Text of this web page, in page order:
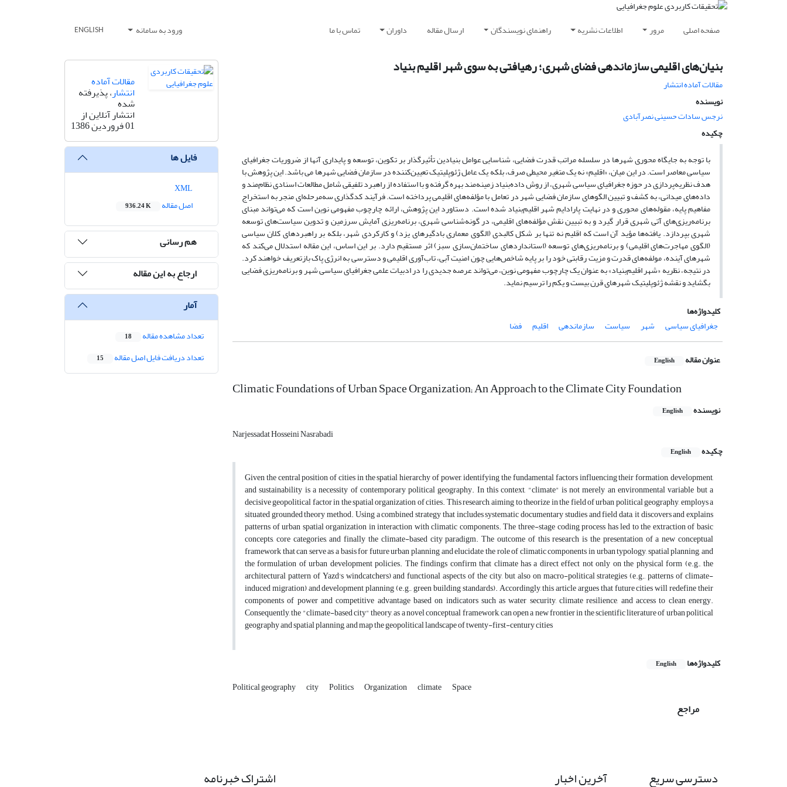
صفحه اصلی مرور اطلاعات نشریه راهنمای نویسندگان ارسال مقاله داوران تماس با ما ورود به سامانه ENGLISH
بنیان‌های اقلیمی سازماندهی فضای شهری؛ رهیافتی به سوی شهر اقلیم‌ بنیاد
مقالات آماده انتشار
نویسنده
نرجس سادات حسینی نصرآبادی
چکیده
با توجه به جایگاه محوریشهرهادر سلسله مراتب قدرت فضایی، شناسایی عوامل بنیادین تأثیرگذار بر تکوین، توسعه و پایداری آنها از ضروریات جغرافیای
سیاسی معاصر است. در این میان، «اقلیم» نه یک متغیر محیطی صرف، بلکه یک عامل ژئوپلیتیک تعیین‌کننده در سازمان فضایی شهرها می باشد. این پژوهش با
هدف نظریه‌پردازی در حوزه جغرافیای سیاسی شهری، از روش داده‌بنیاد زمینه‌مند بهره گرفته و با استفاده از راهبرد تلفیقی شامل مطالعات اسنادی نظام‌مند و
داده‌های میدانی، به کشف و تبیین الگوهای سازمان فضایی شهر در تعامل با مؤلفه‌های اقلیمی پرداخته است. فرآیند کدگذاری سه‌مرحله‌ای منجر به استخراج
مفاهیم پایه، مقوله‌های محوری و در نهایت پارادایم شهر اقلیم‌بنیاد شده است. دستاورد این پژوهش، ارائه چارچوب مفهومی نوین است که می‌تواند مبنای
برنامه‌ریزی‌های آتی شهری قرار گیرد و به تبیین نقش مؤلفه‌های اقلیمی، در گونه‌شناسی شهری، برنامه‌ریزی آمایش سرزمین و تدوین سیاست‌های توسعه
شهری بپردازد. یافته‌ها مؤید آن است که اقلیم نه تنها بر شکل کالبدی (الگوی معماری بادگیرهای یزد) و کارکردی شهر، بلکه بر راهبردهای کلان سیاسی
(الگوی مهاجرت‌های اقلیمی) و برنامه‌ریزی‌های توسعه (استانداردهای ساختمان‌سازی سبز) اثر مستقیم دارد. بر این اساس، این مقاله استدلال می‌کند که
شهرهای آینده، مولفه‌های قدرت و مزیت رقابتی خود را بر پایه شاخص‌هایی چون امنیت آبی، تاب‌آوری اقلیمی و دسترسی به انرژی پاک بازتعریف خواهند کرد.
در نتیجه، نظریه «شهر اقلیم‌بنیاد» به عنوان یک چارچوب مفهومی نوین، می‌تواند عرصه جدیدی را در ادبیات علمی جغرافیای سیاسی شهر و برنامه‌ریزی فضایی
بگشاید و نقشه ژئوپلیتیک شهرهای قرن بیست و یکم را ترسیم نماید.
کلیدواژه‌ها
جغرافیای سیاسی
شهر سیاست سازماندهی اقلیم فضا
عنوان مقاله English
Climatic Foundations of Urban Space Organization; An Approach to the Climate City Foundation
نویسنده English
Narjessadat Hosseini Nasrabadi
چکیده
English
Given the central position of cities in the spatial hierarchy of power, identifying the fundamental factors influencing their formation, development,
and sustainability is a necessity of contemporary political geography. In this context, "climate" is not merely an environmental variable but a
decisive geopolitical factor in the spatial organization of cities. This research, aiming to theorize in the field of urban political geography, employs a
situated grounded theory method. Using a combined strategy that includes systematic documentary studies and field data, it discovers and explains
patterns of urban spatial organization in interaction with climatic components. The three-stage coding process has led to the extraction of basic
concepts, core categories, and finally the climate-based city paradigm. The outcome of this research is the presentation of a new conceptual
framework that can serve as a basis for future urban planning and elucidate the role of climatic components in urban typology, spatial planning, and
the formulation of urban development policies. The findings confirm that climate has a direct effect not only on the physical form (e.g., the
architectural pattern of Yazd's windcatchers) and functional aspects of the city, but also on macro-political strategies (e.g., patterns of climate-
induced migration) and development planning (e.g., green building standards). Accordingly, this article argues that future cities will redefine their
components of power and competitive advantage based on indicators such as water security, climate resilience, and access to clean energy.
Consequently, the "climate-based city" theory, as a novel conceptual framework, can open a new frontier in the scientific literature of urban political
geography and spatial planning, and map the geopolitical landscape of twenty-first-century cities
کلیدواژه‌ها English
Political geography city Politics Organization climate Space
مراجع
مقالات آماده
انتشار، پذیرفته
شده
انتشار آنلاین از
01 فروردین 1386
فایل ها
اصل مقاله
936.24 K
هم رسانی
ارجاع به این مقاله
آمار
تعداد مشاهده مقاله 18
تعداد دریافت فایل اصل مقاله 15
دسترسی سریع آخرین اخبار اشتراک خبرنامه